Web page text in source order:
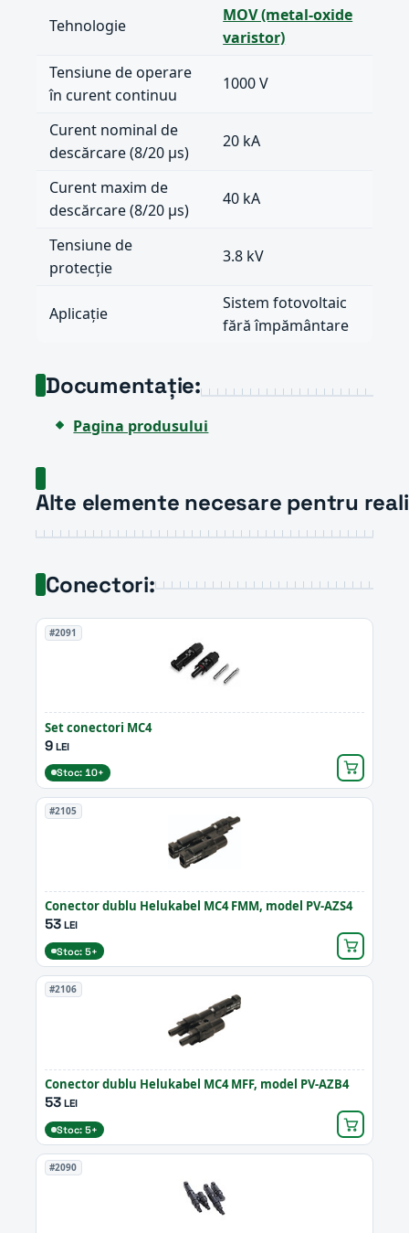
Tehnologie
MOV (metal-oxide
varistor)
Tensiune de operare
în curent continuu
1000 V
Curent nominal de
descărcare (8/20 µs)
20 kA
Curent maxim de
descărcare (8/20 µs)
40 kA
Tensiune de
protecție
3.8 kV
Aplicație
Sistem fotovoltaic
fără împământare
Documentație:
Pagina produsului
Alte elemente necesare pentru
Conectori:
#2091
Set conectori MC4
9LEI
Stoc: 10+
#2105
Conector dublu Helukabel MC4 FMM, model PV-AZS4
53LEI
Stoc: 5+
#2106
Conector dublu Helukabel MC4 MFF, model PV-AZB4
53LEI
Stoc: 5+
#2090